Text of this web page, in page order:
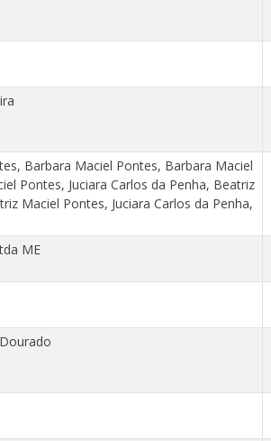
Barbara Maciel Pontes, Barbara Maciel
Pontes, Juciara Carlos da Penha, Beatriz
Maciel Pontes, Juciara Carlos da Penha,
ME